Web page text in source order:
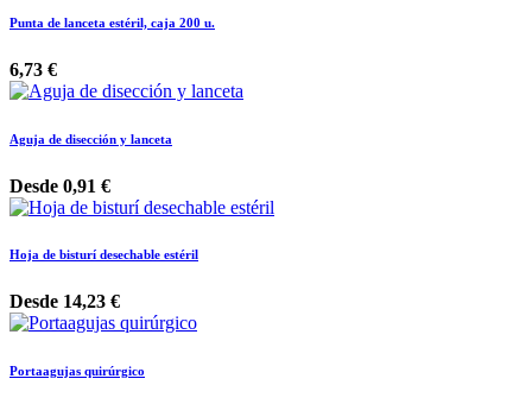
Punta de lanceta estéril, caja 200 u.
6,73 €
Aguja de disección y lanceta
Desde 0,91 €
Hoja de bisturí desechable estéril
Desde 14,23 €
Portaagujas quirúrgico